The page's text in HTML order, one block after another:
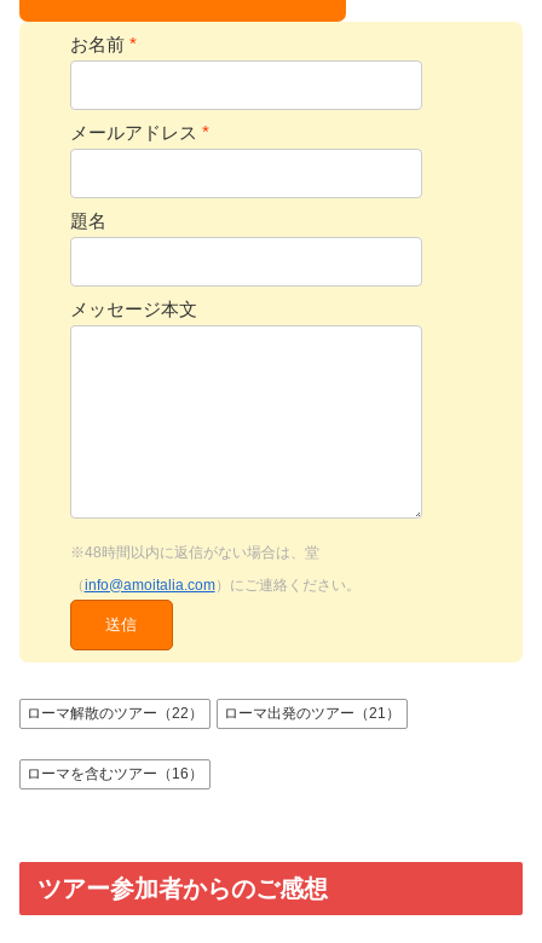
お名前 *
メールアドレス *
題名
メッセージ本文
※48時間以内に返信がない場合は、堂
（info@amoitalia.com）にご連絡ください。
ローマ解散のツアー（22） ローマ出発のツアー（21）
ローマを含むツアー（16）
ツアー参加者からのご感想